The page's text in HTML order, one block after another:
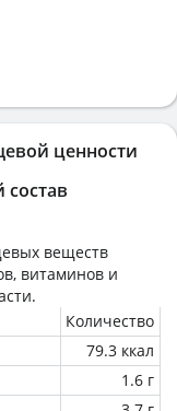
ценности
веществ
витаминов и
Количество
79.3 ккал
1.6 г